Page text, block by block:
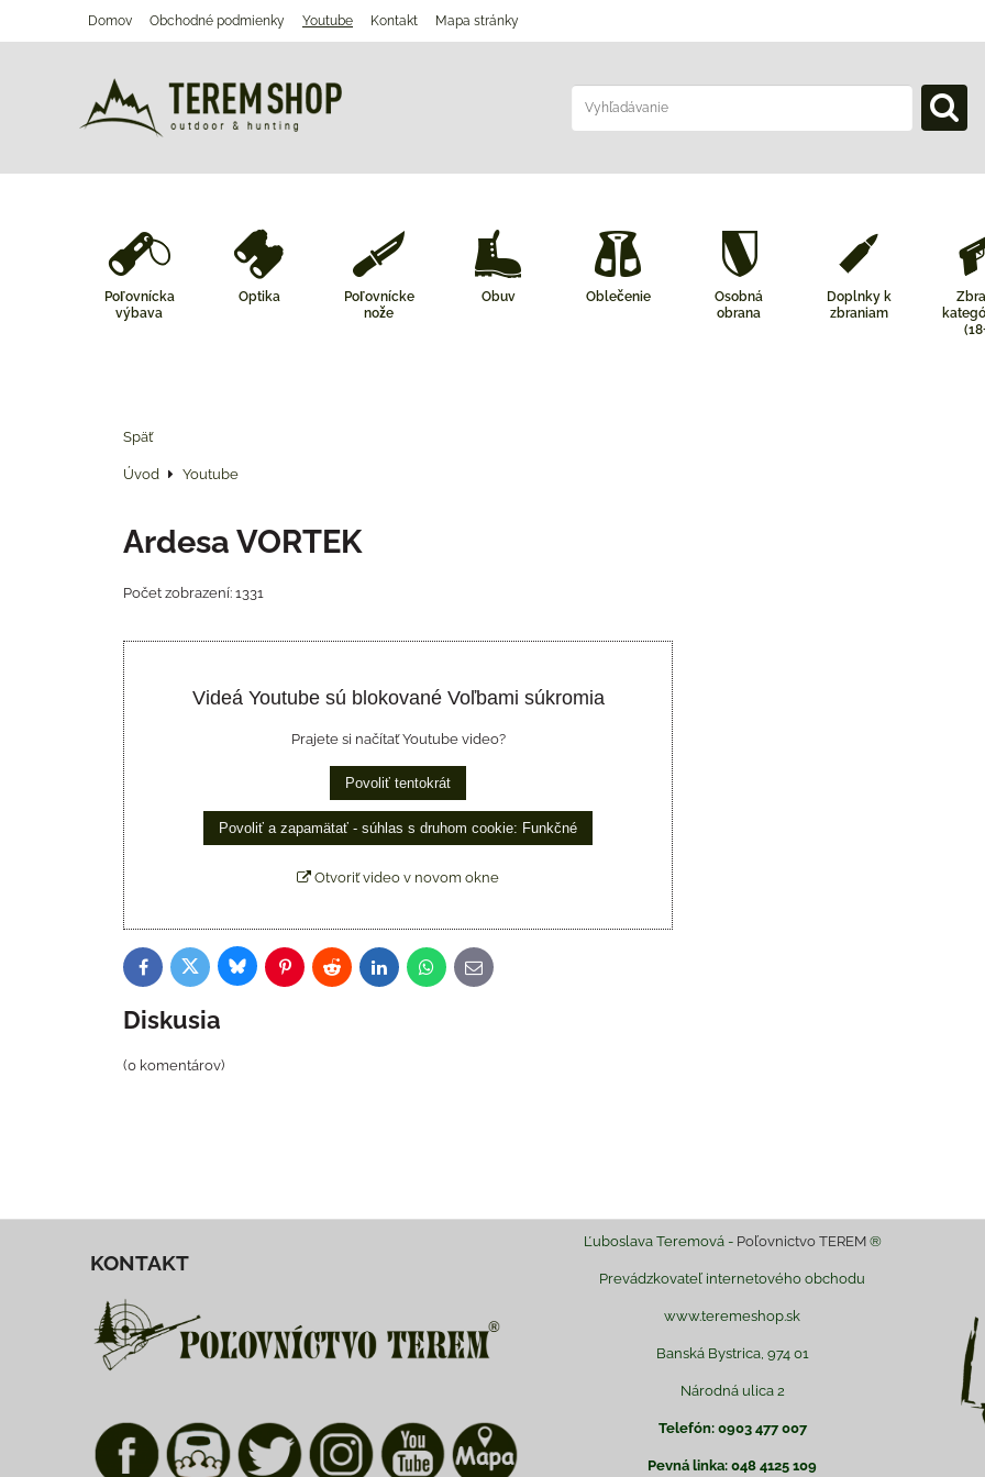
Domov Obchodné podmienky Youtube Kontakt Mapa stránky
Poľovnícka
výbava
Optika
Poľovnícke
nože
Obuv Oblečenie
Osobná
obrana
Doplnky k
zbraniam
Späť
Úvod
Youtube
Ardesa VORTEK
Počet zobrazení: 1331
Videá Youtube sú blokované Voľbami súkromia
Prajete si načítať Youtube video?
Povoliť tentokrát
Povoliť a zapamätať - súhlas s druhom cookie: Funkčné
Otvoriť video v novom okne
FacebookTwitterBlueskyPinterestReddit LinkedInWhatsApp
E-
mail
Diskusia
(0 komentárov)
KONTAKT
Ľuboslava Teremová - Poľovnictvo TEREM®
Prevádzkovateľ internetového obchodu
www.teremeshop.sk
Banská Bystrica, 974 01
Národná ulica 2
Telefón: 0903 477 007
Pevná linka: 048 4125 109